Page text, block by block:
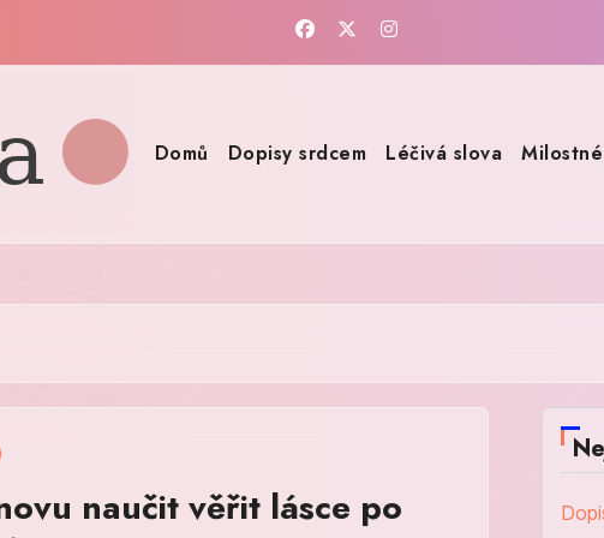
Domů Dopisy srdcem Léčivá slova
naučit věřit lásce po